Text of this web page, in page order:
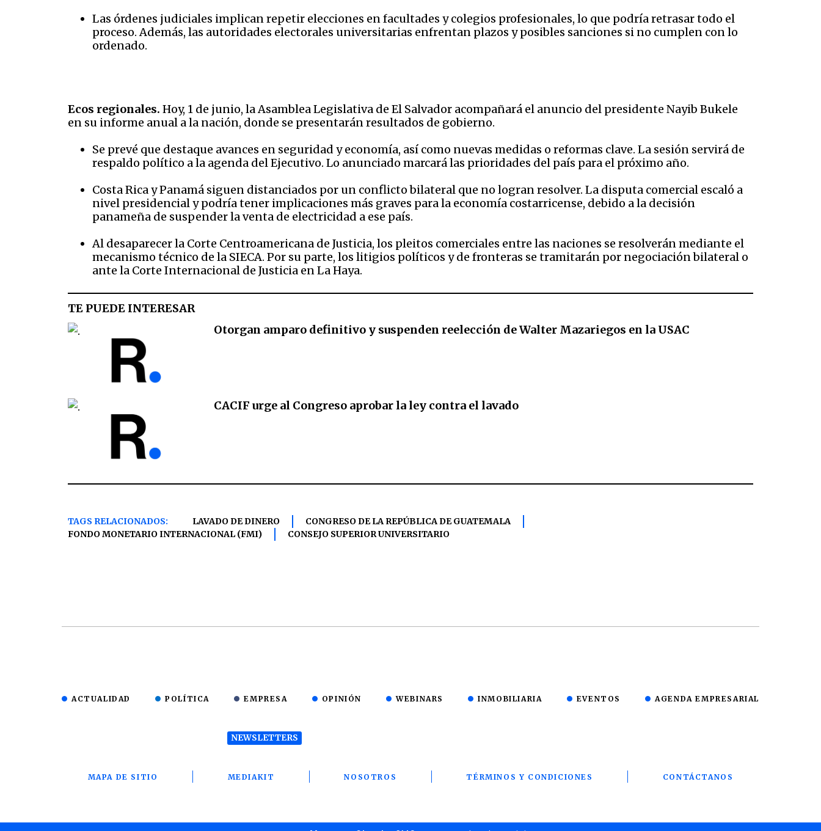
Las órdenes judiciales implican repetir elecciones en facultades y colegios profesionales, lo que podría retrasar todo el
proceso. Además, las autoridades electorales universitarias enfrentan plazos y posibles sanciones si no cumplen con lo
ordenado.
Ecos regionales. Hoy, 1 de junio, la Asamblea Legislativa de El Salvador acompañará el anuncio del presidente Nayib Bukele
en su informe anual a la nación, donde se presentarán resultados de gobierno.
Se prevé que destaque avances en seguridad y economía, así como nuevas medidas o reformas clave. La sesión servirá de
respaldo político a la agenda del Ejecutivo. Lo anunciado marcará las prioridades del país para el próximo año.
Costa Rica y Panamá siguen distanciados por un conflicto bilateral que no logran resolver. La disputa comercial escaló a
nivel presidencial y podría tener implicaciones más graves para la economía costarricense, debido a la decisión
panameña de suspender la venta de electricidad a ese país.
Al desaparecer la Corte Centroamericana de Justicia, los pleitos comerciales entre las naciones se resolverán mediante el
mecanismo técnico de la SIECA. Por su parte, los litigios políticos y de fronteras se tramitarán por negociación bilateral o
ante la Corte Internacional de Justicia en La Haya.
TE PUEDE INTERESAR
Otorgan amparo definitivo y suspenden reelección de Walter Mazariegos en la USAC
CACIF urge al Congreso aprobar la ley contra el lavado
TAGS RELACIONADOS: LAVADO DE DINERO
CONGRESO DE LA REPÚBLICA DE GUATEMALA
FONDO MONETARIO INTERNACIONAL (FMI)
CONSEJO SUPERIOR UNIVERSITARIO
ACTUALIDAD POLÍTICA EMPRESA OPINIÓN WEBINARS INMOBILIARIA EVENTOS AGENDA EMPRESARIAL
NEWSLETTERS
MAPA DE SITIO MEDIAKIT NOSOTROS TÉRMINOS Y CONDICIONES CONTÁCTANOS